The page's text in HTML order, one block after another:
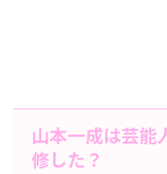
山本一成は芸能
修した？